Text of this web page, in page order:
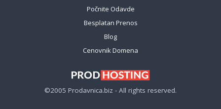
Počnite Odavde
Besplatan Prenos
Blog
Cenovnik Domena
©2005 Prodavnica.biz - All rights reserved.